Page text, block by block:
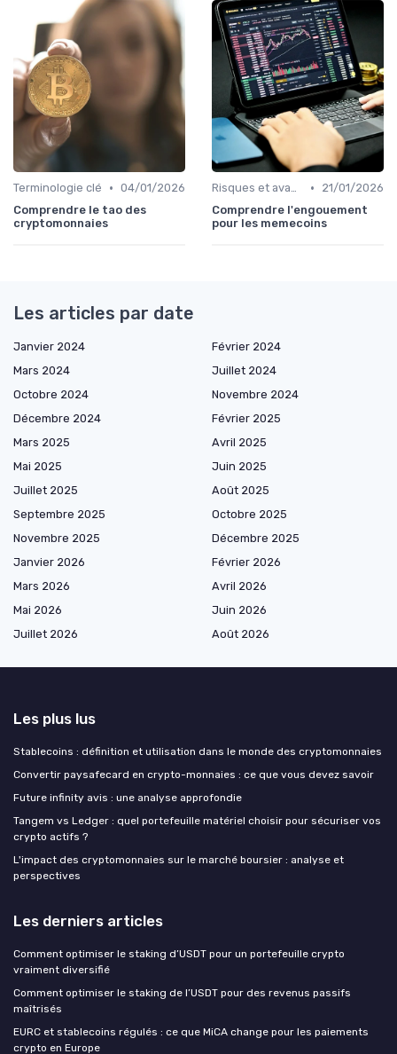
Terminologie clé • 04/01/2026
Comprendre le tao des
cryptomonnaies
Risques et avantages •
21/01/2026
Comprendre l'engouement
pour les memecoins
Les articles par date
Janvier 2024
Février 2024
Mars 2024
Juillet 2024
Octobre 2024
Novembre 2024
Décembre 2024
Février 2025
Mars 2025
Avril 2025
Mai 2025
Juin 2025
Juillet 2025
Août 2025
Septembre 2025
Octobre 2025
Novembre 2025
Décembre 2025
Janvier 2026
Février 2026
Mars 2026
Avril 2026
Mai 2026
Juin 2026
Juillet 2026
Août 2026
Les plus lus
Stablecoins : définition et utilisation dans le monde des cryptomonnaies
Convertir paysafecard en crypto-monnaies : ce que vous devez savoir
Future infinity avis : une analyse approfondie
Tangem vs Ledger : quel portefeuille matériel choisir pour sécuriser vos
crypto actifs ?
L'impact des cryptomonnaies sur le marché boursier : analyse et
perspectives
Les derniers articles
Comment optimiser le staking d’USDT pour un portefeuille crypto
vraiment diversifié
Comment optimiser le staking de l’USDT pour des revenus passifs
maîtrisés
EURC et stablecoins régulés : ce que MiCA change pour les paiements
crypto en Europe